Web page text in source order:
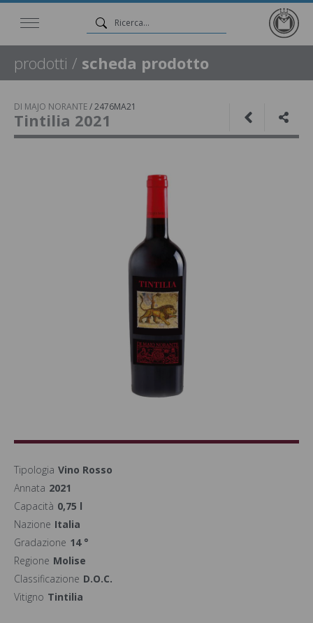
prodotti / scheda prodotto
DI MAJO NORANTE/2476MA21
Tintilia 2021
Tipologia Vino Rosso
Annata 2021
Capacità 0,75 l
Nazione Italia
Gradazione 14 °
Regione Molise
Classificazione D.O.C.
Vitigno Tintilia